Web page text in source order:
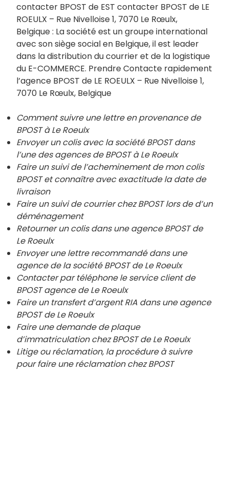
contacter BPOST de EST contacter BPOST de LE
ROEULX – Rue Nivelloise 1, 7070 Le Rœulx,
Belgique : La société est un groupe international
avec son siège social en Belgique, il est leader
dans la distribution du courrier et de la logistique
du E-COMMERCE. Prendre Contacte rapidement
l’agence BPOST de LE ROEULX – Rue Nivelloise 1,
7070 Le Rœulx, Belgique
Comment suivre une lettre en provenance de
BPOST à Le Roeulx
Envoyer un colis avec la société BPOST dans
l’une des agences de BPOST à Le Roeulx
Faire un suivi de l’acheminement de mon colis
BPOST et connaître avec exactitude la date de
livraison
Faire un suivi de courrier chez BPOST lors de d’un
déménagement
Retourner un colis dans une agence BPOST de
Le Roeulx
Envoyer une lettre recommandé dans une
agence de la société BPOST deLe Roeulx
Contacter par téléphone le service client de
BPOST agence deLe Roeulx
Faire un transfert d’argent RIA dans une agence
BPOST de Le Roeulx
Faire une demande de plaque
d’immatriculation chez BPOST de Le Roeulx
Litige ou réclamation, la procédure à suivre
pour faire une réclamation chez BPOST